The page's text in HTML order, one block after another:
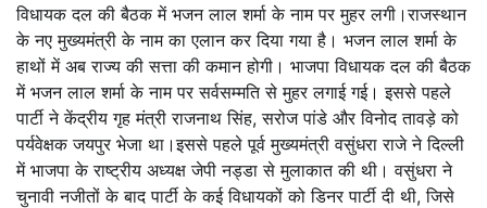
विधायक दल की बैठक में भजन लाल शर्मा के नाम पर मुहर लगी।राजस्थान
के नए मुख्यमंत्री के नाम का एलान कर दिया गया है। भजन लाल शर्मा के
हाथों में अब राज्य की सत्ता की कमान होगी। भाजपा विधायक दल की बैठक
में भजन लाल शर्मा के नाम पर सर्वसम्मति से मुहर लगाई गई। इससे पहले
पार्टी ने केंद्रीय गृह मंत्री राजनाथ सिंह, सरोज पांडे और विनोद तावड़े को
पर्यवेक्षक जयपुर भेजा था।इससे पहले पूर्व मुख्यमंत्री वसुंधरा राजे ने दिल्ली
में भाजपा के राष्ट्रीय अध्यक्ष जेपी नड्डा से मुलाकात की थी। वसुंधरा ने
चुनावी नजीतों के बाद पार्टी के कई विधायकों को डिनर पार्टी दी थी, जिसे